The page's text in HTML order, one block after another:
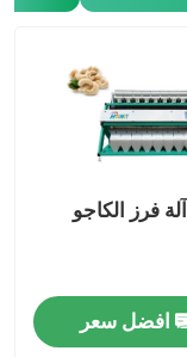
افضل سعر